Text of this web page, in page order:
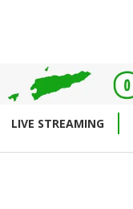
LIVE STREAMING